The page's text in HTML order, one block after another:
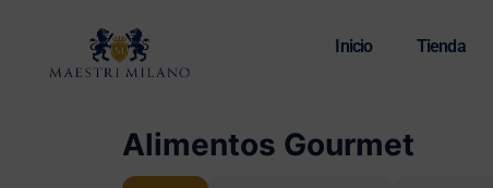
Inicio Tienda
Alimentos Gourmet